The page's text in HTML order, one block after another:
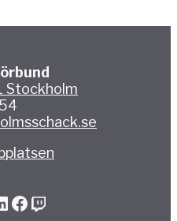
Stockholm
Facebook Twitch